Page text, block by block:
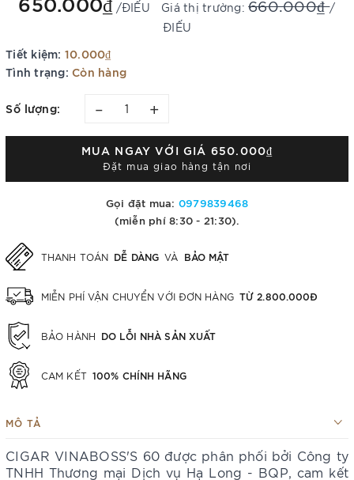
/ĐIẾU Giá thị trường:660.000₫/
ĐIẾU
Tiết kiệm: 10.000₫
Tình trạng: Còn hàng
Số lượng: – +
MUA NGAY VỚI GIÁ 650.000₫
Đặt mua giao hàng tận nơi
Gọi đặt mua: 0979839468
(miễn phí 8:30 - 21:30).
THANH TOÁN DỄ DÀNG VÀ BẢO MẬT
MIỄN PHÍ VẬN CHUYỂN VỚI ĐƠN HÀNG TỪ 2.800.000Đ
BẢO HÀNH DO LỖI NHÀ SẢN XUẤT
CAM KẾT 100% CHÍNH HÃNG
MÔ TẢ
CIGAR VINABOSS'S 60 được phân phối bởi Công ty
TNHH Thương mại Dịch vụ Hạ Long - BQP, cam kết